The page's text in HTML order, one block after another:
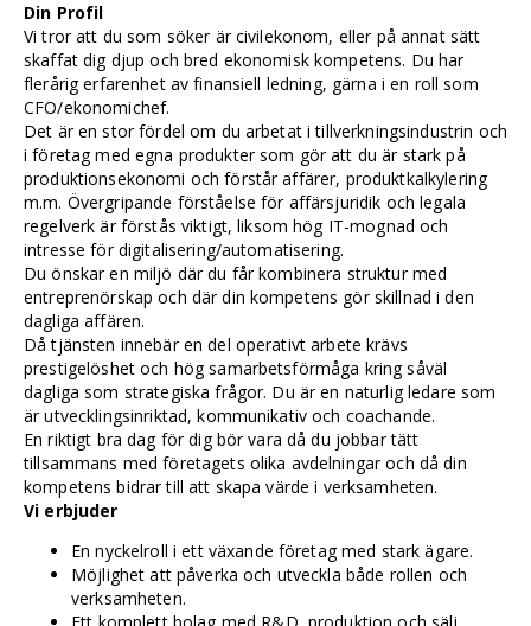
Din Profil
Vi tror att du som söker är civilekonom, eller på annat sätt
skaffat dig djup och bred ekonomisk kompetens. Du har
flerårig erfarenhet av finansiell ledning, gärna i en roll som
CFO/ekonomichef.
Det är en stor fördel om du arbetat i tillverkningsindustrin och
i företag med egna produkter som gör att du är stark på
produktionsekonomi och förstår affärer, produktkalkylering
m.m. Övergripande förståelse för affärsjuridik och legala
regelverk är förstås viktigt, liksom hög IT-mognad och
intresse för digitalisering/automatisering.
Du önskar en miljö där du får kombinera struktur med
entreprenörskap och där din kompetens gör skillnad i den
dagliga affären.
Då tjänsten innebär en del operativt arbete krävs
prestigelöshet och hög samarbetsförmåga kring såväl
dagliga som strategiska frågor. Du är en naturlig ledare som
är utvecklingsinriktad, kommunikativ och coachande.
En riktigt bra dag för dig bör vara då du jobbar tätt
tillsammans med företagets olika avdelningar och då din
kompetens bidrar till att skapa värde i verksamheten.
Vi erbjuder
En nyckelroll i ett växande företag med stark ägare.
Möjlighet att påverka och utveckla både rollen och
verksamheten.